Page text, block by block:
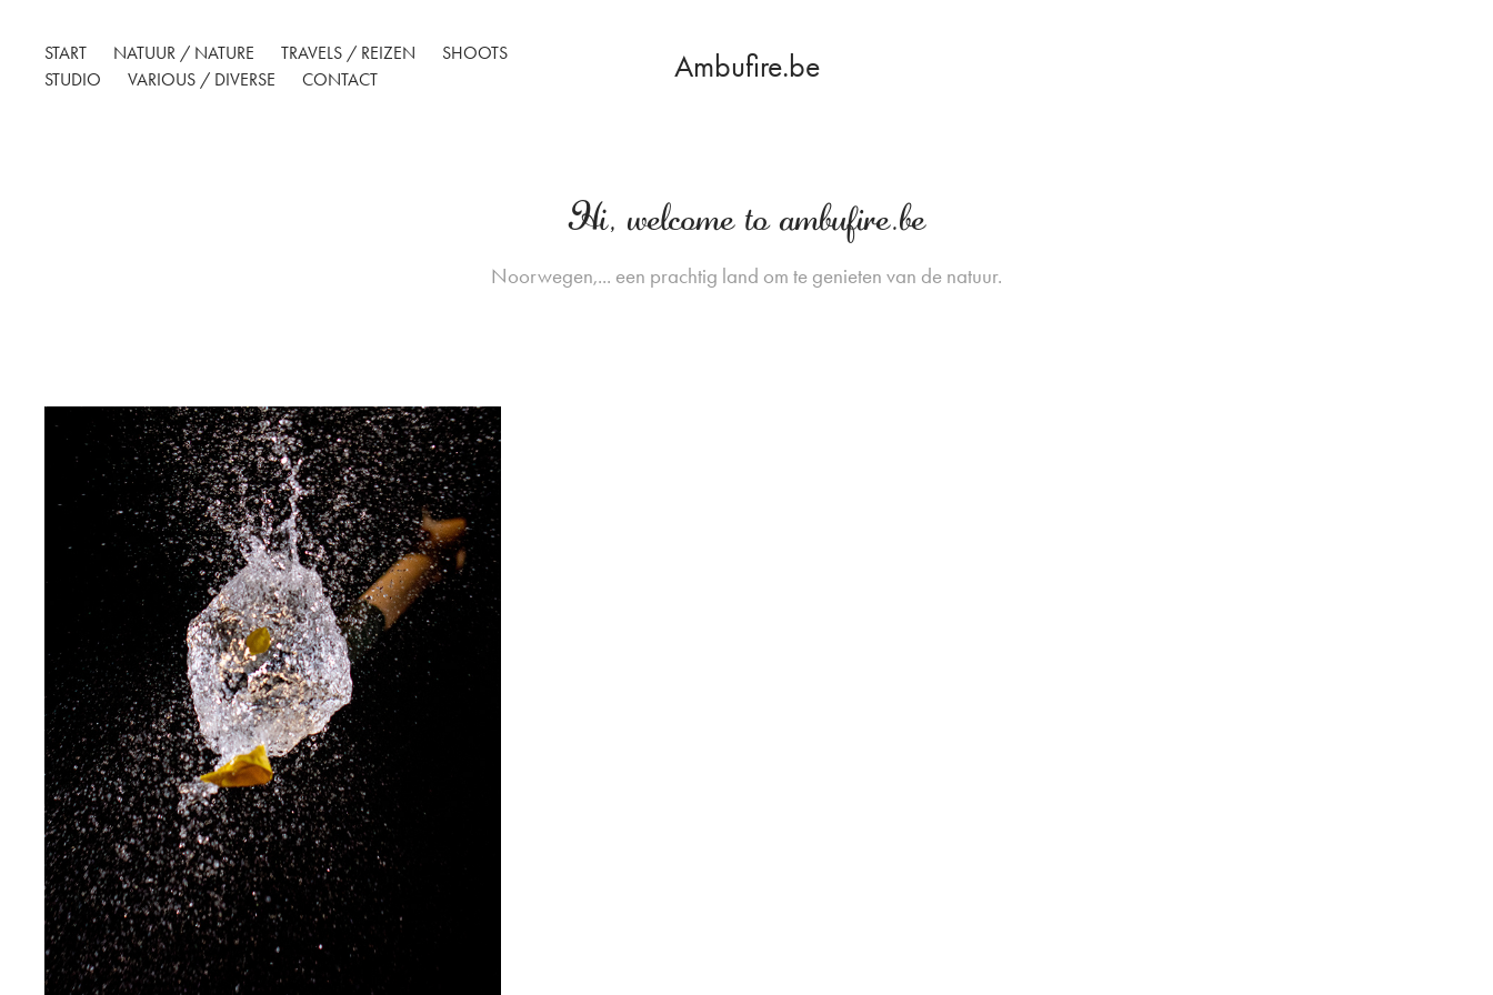
START NATUUR / NATURE TRAVELS / REIZEN
SHOOTS
STUDIO
VARIOUS / DIVERSE CONTACT Ambufire.be
Hi, welcome to ambufire.be
Noorwegen,... een prachtig land om te genieten van de natuur.
WATERBALON